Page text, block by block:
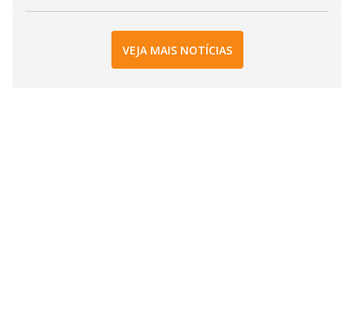
VEJA MAIS NOTÍCIAS